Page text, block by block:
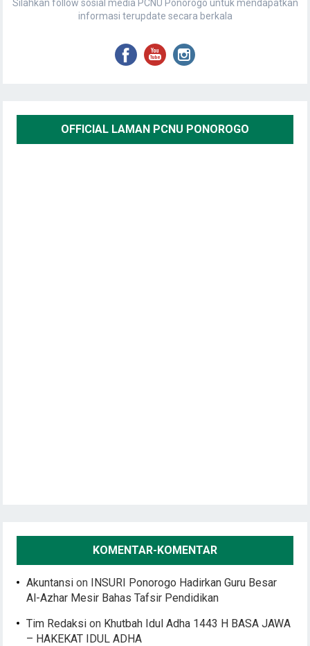
Silahkan follow sosial media PCNU Ponorogo untuk mendapatkan
informasi terupdate secara berkala
OFFICIAL LAMAN PCNU PONOROGO
KOMENTAR-KOMENTAR
Akuntansi on INSURI Ponorogo Hadirkan Guru Besar
Al-Azhar Mesir Bahas Tafsir Pendidikan
Tim Redaksi on Khutbah Idul Adha 1443 H BASA JAWA
– HAKEKAT IDUL ADHA